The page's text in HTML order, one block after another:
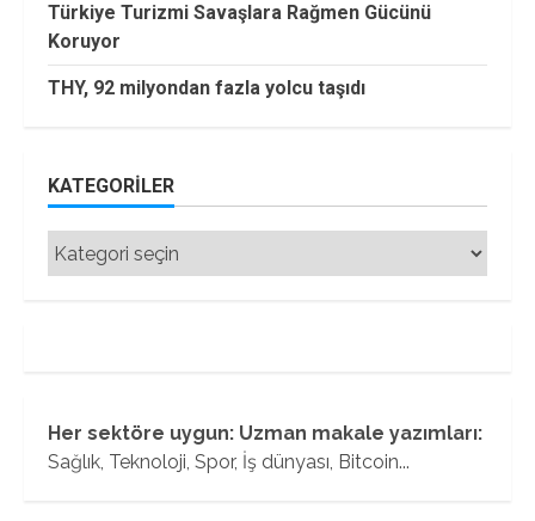
Türkiye Turizmi Savaşlara Rağmen Gücünü
Koruyor
THY, 92 milyondan fazla yolcu taşıdı
KATEGORILER
Kategoriler
Her sektöre uygun: Uzman makale yazımları:
Sağlık, Teknoloji, Spor, İş dünyası, Bitcoin...